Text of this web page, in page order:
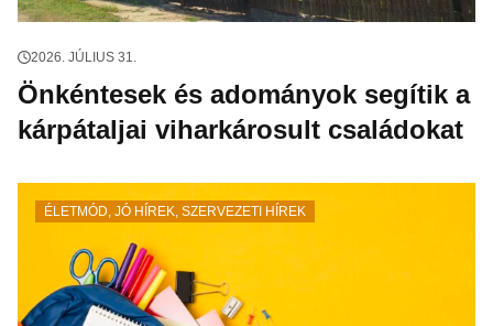
2026. JÚLIUS 31.
Önkéntesek és adományok segítik a
kárpátaljai viharkárosult családokat
ÉLETMÓD JÓ HÍREK SZERVEZETI HÍREK